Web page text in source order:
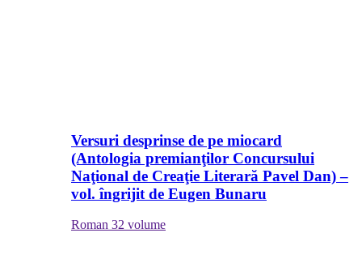
Versuri desprinse de pe miocard
(Antologia premianţilor Concursului
Naţional de Creaţie Literară Pavel Dan) –
vol. îngrijit de Eugen Bunaru
Roman 32 volume